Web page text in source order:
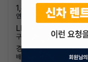
1,485mm /
연료/연비
LPG / 11.8km/L
구분/좌석
경차 / 5인승
배기량